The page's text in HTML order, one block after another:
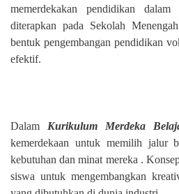
memerdekakan pendidikan
diterapkan pada Sekolah
bentuk pengembangan pendidikan
efektif.
Dalam Kurikulum Merdeka
kemerdekaan untuk memilih jalur
kebutuhan dan minat mereka .
siswa untuk mengembangkan